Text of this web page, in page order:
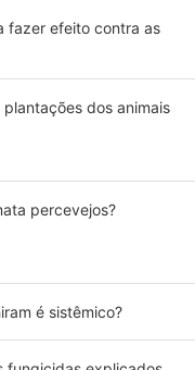
fazer efeito contra as
dos animais
percevejos?
é sistêmico?